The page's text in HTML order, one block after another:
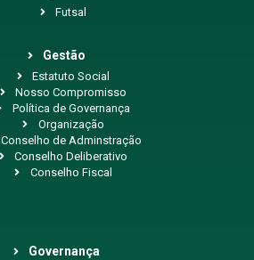
Futsal
Gestão
Estatuto Social
Nosso Compromisso
Política de Governança
Organização
Conselho de Adminstração
Conselho Deliberativo
Conselho Fiscal
Governança